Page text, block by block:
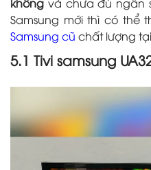
Samsung mới thì có thể
Samsung cũ chất lượng tại
5.1 Tivi samsung